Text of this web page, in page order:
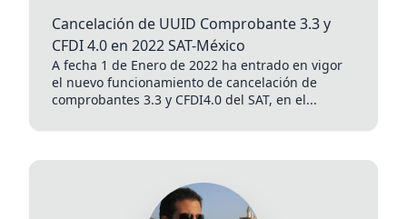
Cancelación de UUID Comprobante 3.3 y
CFDI 4.0 en 2022 SAT-México
A fecha 1 de Enero de 2022 ha entrado en vigor
el nuevo funcionamiento de cancelación de
comprobantes 3.3 y CFDI4.0 del SAT, en el...